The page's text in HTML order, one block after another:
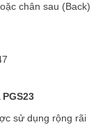
chân sau (Back)
sử dụng rộng rãi